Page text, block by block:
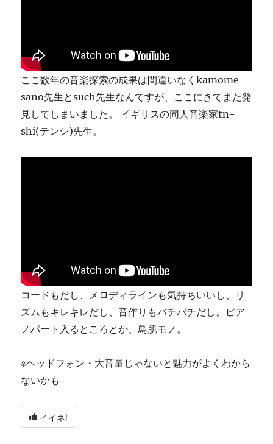
ここ数年の音楽探索の成果は間違いなくkamome
sano先生とsuch先生なんですが、ここにきてまた発
見してしまいました。 イギリスの同人音楽家tn-
shi(テンシ)先生。
コードもだし、メロディラインも気持ちいいし、リ
ズムもキレキレだし、音作りもバチバチだし。ピア
ノパート入るところとか、鳥肌モノ。
※ヘッドフォン・大音量じゃないと魅力がよくわから
ないかも
イイネ!